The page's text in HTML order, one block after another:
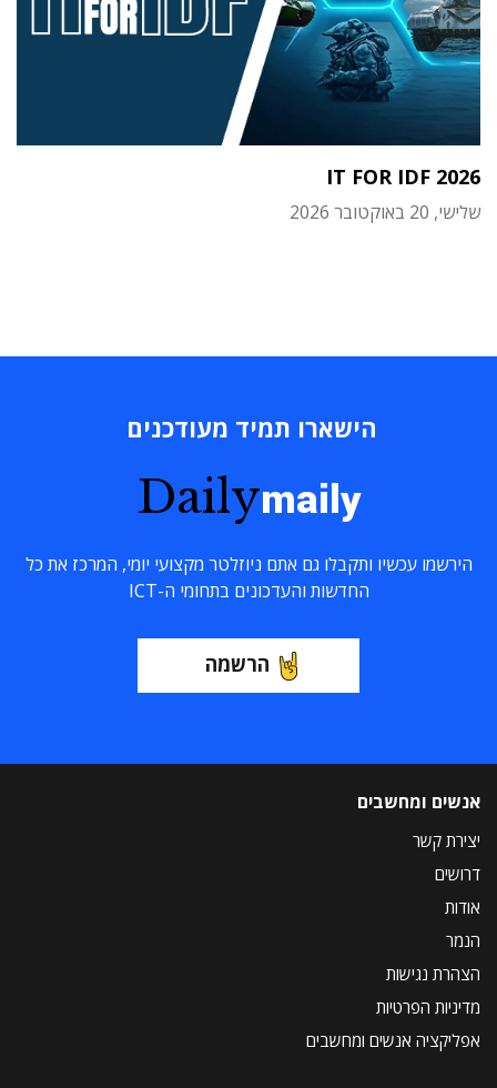
IT FOR IDF 2026
שלישי, 20 באוקטובר 2026
הישארו תמיד מעודכנים
Dailymaily
הירשמו עכשיו ותקבלו גם אתם ניוזלטר מקצועי יומי, המרכז את כל
החדשות והעדכונים בתחומי ה-ICT
הרשמה
אנשים ומחשבים
יצירת קשר
דרושים
אודות
הנמר
הצהרת נגישות
מדיניות הפרטיות
אפליקציה אנשים ומחשבים